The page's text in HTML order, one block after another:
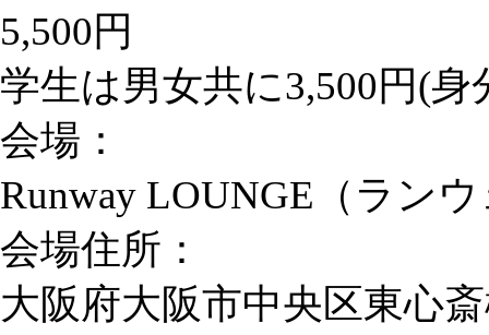
5,500円
学生は男女共に3,500円(
会場：
Runway LOUNGE（ラン
会場住所：
大阪府大阪市中央区東心